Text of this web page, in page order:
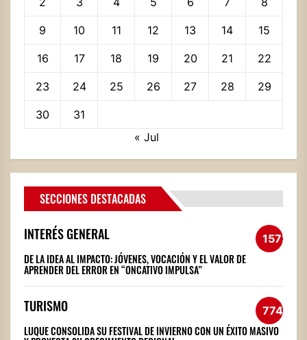
9 10 11 12 13 14 15
16 17 18 19 20 21 22
23 24 25 26 27 28 29
30
31
« Jul
SECCIONES DESTACADAS
INTERÉS GENERAL 1572
DE LA IDEA AL IMPACTO: JÓVENES, VOCACIÓN Y EL VALOR DE
APRENDER DEL ERROR EN “ONCATIVO IMPULSA”
TURISMO 774
LUQUE CONSOLIDA SU FESTIVAL DE INVIERNO CON UN ÉXITO MASIVO